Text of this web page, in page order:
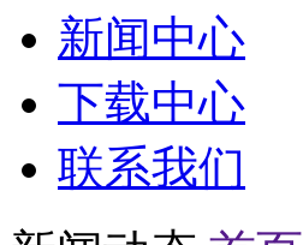
新闻中心
下载中心
联系我们